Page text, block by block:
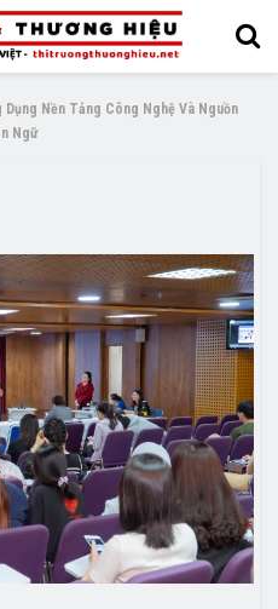
Dụng Nền Tảng Công Nghệ Và Nguồn
Ngữ